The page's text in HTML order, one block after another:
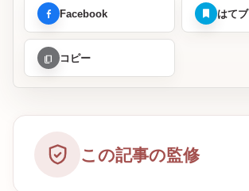
Facebook はてブ
コピー
この記事の監修